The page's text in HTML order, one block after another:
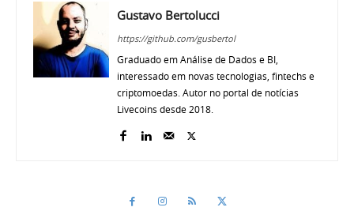
Gustavo Bertolucci
https://github.com/gusbertol
Graduado em Análise de Dados e BI,
interessado em novas tecnologias, fintechs e
criptomoedas. Autor no portal de notícias
Livecoins desde 2018.